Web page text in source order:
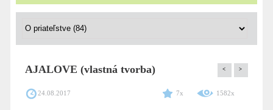
AJALOVE (vlastná tvorba) < >
24.08.2017 7x 1582x